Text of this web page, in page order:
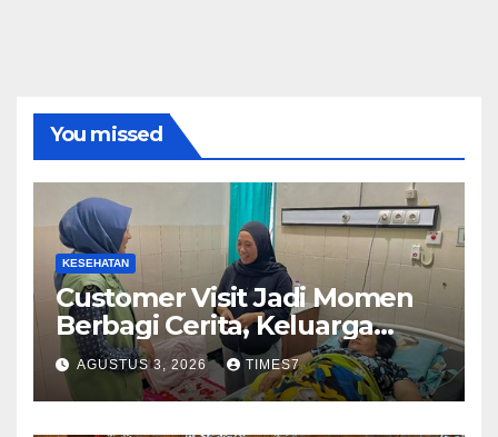
You missed
KESEHATAN
Customer Visit Jadi Momen
Berbagi Cerita, Keluarga
Nurhayati Rasakan Manfaat
NyataProgram JKN
AGUSTUS 3, 2026 TIMES7